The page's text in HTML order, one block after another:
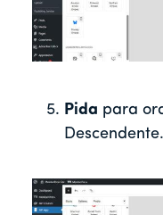
Pida para
Descendente.